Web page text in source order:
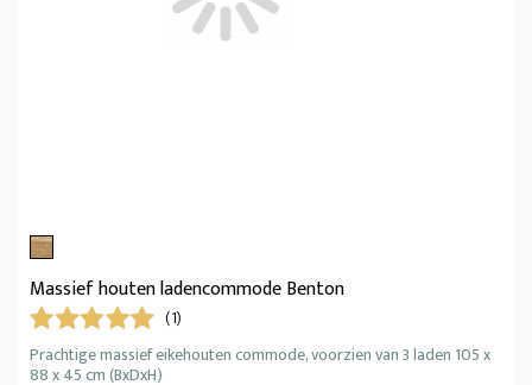
Massief houten ladencommode Benton
(1)
Prachtige massief eikehouten commode, voorzien van 3 laden 105 x
88 x 45 cm (BxDxH)